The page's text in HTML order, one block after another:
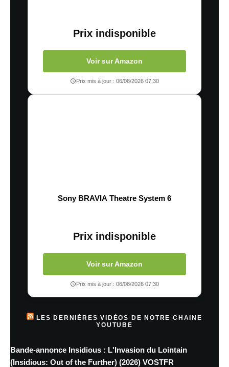
Prix indisponible
Voir sur Amazon
Prix mis à jour : 06/08/2026 07:30
Sony BRAVIA Theatre System 6
Prix indisponible
Voir sur Amazon
Prix mis à jour : 06/08/2026 07:30
LES DERNIÈRES VIDÉOS DE NOTRE CHAINE
YOUTUBE
Bande-annonce Insidious : L'Invasion du Lointain
(Insidious: Out of the Further) (2026) VOSTFR